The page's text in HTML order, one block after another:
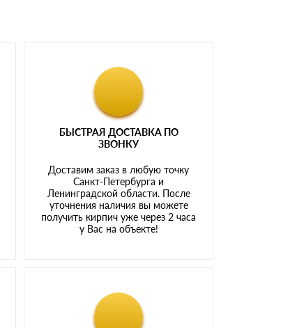
БЫСТРАЯ ДОСТАВКА ПО
ЗВОНКУ
Доставим заказ в любую точку
Санкт-Петербурга и
Ленинградской области. После
уточнения наличия вы можете
получить кирпич уже через 2 часа
у Вас на объекте!